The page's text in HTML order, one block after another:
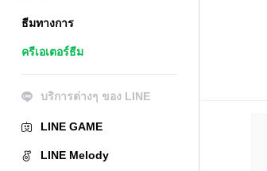
ธีมทางการ
ครีเอเตอร์ธีม
บริการต่างๆ ของ LINE
LINE GAME
LINE Melody